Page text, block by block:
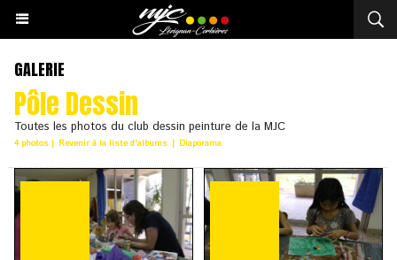
GALERIE
Pôle Dessin
Toutes les photos du club dessin peinture de la MJC
4 photos | Revenir à la liste d'albums | Diaporama